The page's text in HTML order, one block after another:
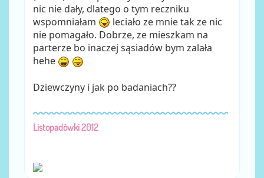
nic nie dały, dlatego o tym reczniku
wspomniałam
leciało ze mnie tak ze nic
nie pomagało. Dobrze, ze mieszkam na
parterze bo inaczej sąsiadów bym zalała
hehe
Dziewczyny i jak po badaniach??
Listopadówki 2012